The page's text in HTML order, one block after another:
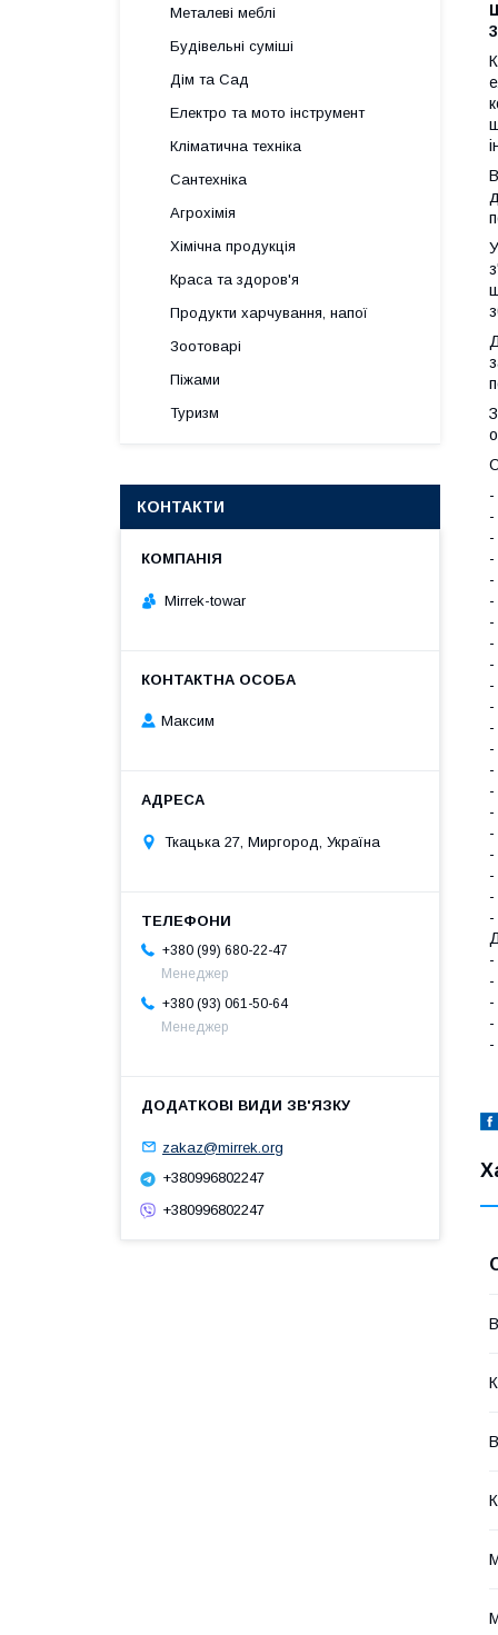
-
-
-
-
-
-
-
-
-
-
-
-
-
-
-
-
-
-
-
-
-
Металеві меблі
Будівельні суміші
Дім та Сад
Електро та мото інструмент
Кліматична техніка
Сантехніка
Агрохімія
Хімічна продукція
Краса та здоров'я
Продукти харчування, напої
Зоотоварі
Піжами
Туризм
КОНТАКТИ
Mirrek-towar
Максим
Ткацька 27, Миргород, Україна
+380 (99) 680-22-47
Менеджер
+380 (93) 061-50-64
Менеджер
zakaz@mirrek.org
+380996802247
+380996802247